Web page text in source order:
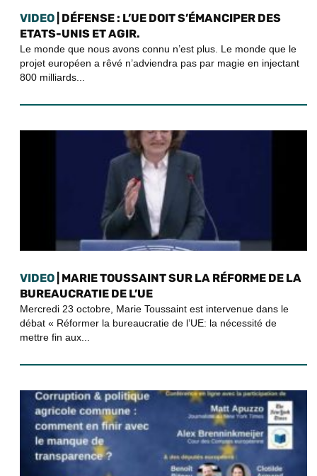
VIDEO | DÉFENSE : L’UE DOIT S’ÉMANCIPER DES
ETATS-UNIS ET AGIR.
Le monde que nous avons connu n’est plus. Le monde que le
projet européen a rêvé n’adviendra pas par magie en injectant
800 milliards...
VIDEO | MARIE TOUSSAINT SUR LA RÉFORME DE LA
BUREAUCRATIE DE L’UE
Mercredi 23 octobre, Marie Toussaint est intervenue dans le
débat « Réformer la bureaucratie de l’UE: la nécessité de
mettre fin aux...